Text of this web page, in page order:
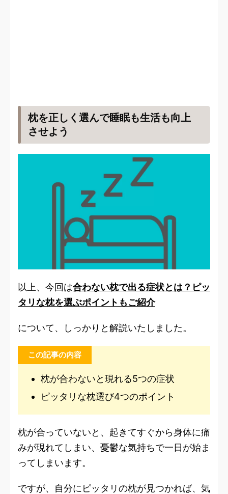
枕を正しく選んで睡眠も生活も向上
させよう
以上、今回は合わない枕で出る症状とは？ピッ
タリな枕を選ぶポイントもご紹介
について、しっかりと解説いたしました。
この記事の内容
枕が合わないと現れる5つの症状
ピッタリな枕選び4つのポイント
枕が合っていないと、起きてすぐから身体に痛
みが現れてしまい、憂鬱な気持ちで一日が始ま
ってしまいます。
ですが、自分にピッタリの枕が見つかれば、気